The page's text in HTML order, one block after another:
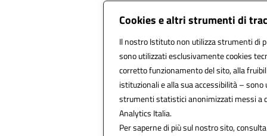
Cookies e altri strumenti di
Il nostro Istituto non utilizza strumenti di
sono utilizzati esclusivamente cookies
corretto funzionamento del sito, alla
istituzionali e alla sua accessibilità –
strumenti statistici anonimizzati messi a
Analytics Italia.
Per saperne di più sul nostro sito,